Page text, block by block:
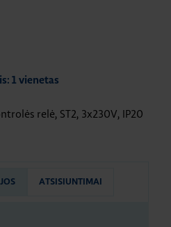
1 vienetas
relė, ST2, 3x230V, IP20
ATSISIUNTIMAI